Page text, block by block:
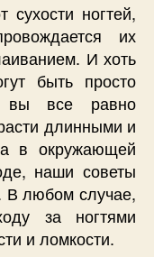
ногтей,
их
И хоть
быть просто
вы все равно
длинными и
в окружающей
наши советы
В любом случае,
за ногтями
и ломкости.